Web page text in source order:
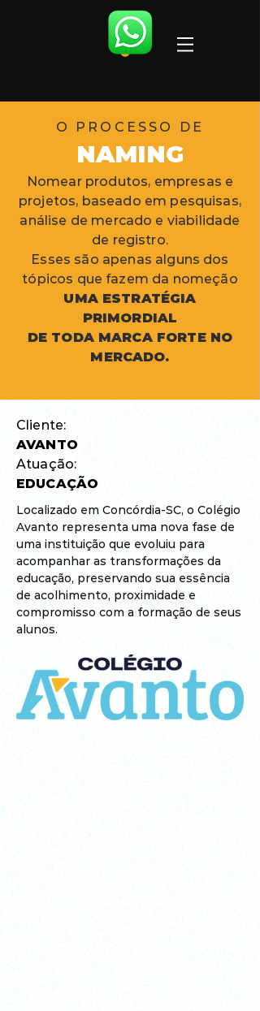
O PROCESSO DE
NAMING
Nomear produtos, empresas e
projetos, baseado em pesquisas,
análise de mercado e viabilidade
de registro.
Esses são apenas alguns dos
tópicos que fazem da nomeção
UMA ESTRATÉGIA
PRIMORDIAL
DE TODA MARCA FORTE NO
MERCADO.
Cliente:
AVANTO
Atuação:
EDUCAÇÃO
Localizado em Concórdia-SC, o Colégio
Avanto representa uma nova fase de
uma instituição que evoluiu para
acompanhar as transformações da
educação, preservando sua essência
de acolhimento, proximidade e
compromisso com a formação de seus
alunos.
CONHEC
IMENTO